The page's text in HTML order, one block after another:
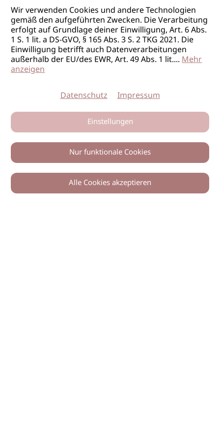
0
Wir verwenden Cookies und andere Technologien
gemäß den aufgeführten Zwecken. Die Verarbeitung
erfolgt auf Grundlage deiner Einwilligung, Art. 6 Abs.
1 S. 1 lit. a DS-GVO, § 165 Abs. 3 S. 2 TKG 2021. Die
Einwilligung betrifft auch Datenverarbeitungen
außerhalb der EU/des EWR, Art. 49 Abs. 1 lit....Mehr
anzeigen
Datenschutz Impressum
Einstellungen
Nur funktionale Cookies
Alle Cookies akzeptieren